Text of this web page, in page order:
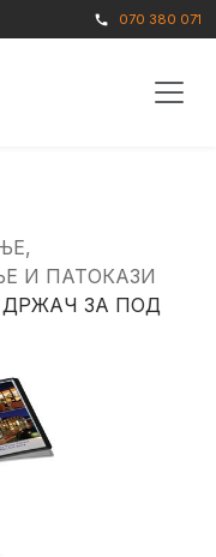
call 070 380 071
И ПАТОКАЗИ
ЗА ПОД